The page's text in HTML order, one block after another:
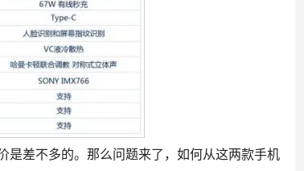
是差不多的。那么问题来了，如何从这两款手机